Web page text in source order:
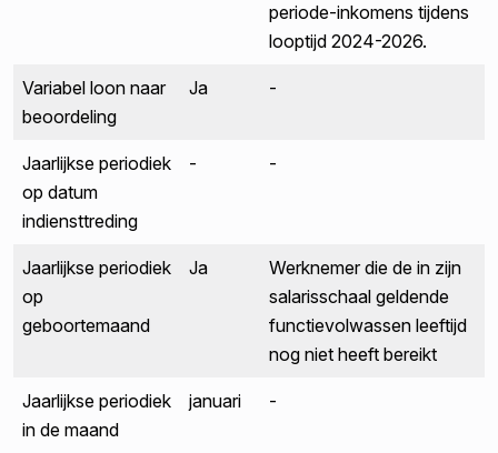
periode-inkomens tijdens
looptijd 2024-2026.
Variabel loon naar
beoordeling
Ja -
Jaarlijkse periodiek
op datum
indiensttreding
- -
Jaarlijkse periodiek
op
geboortemaand
Ja
Werknemer die de in zijn
salarisschaal geldende
functievolwassen leeftijd
nog niet heeft bereikt
Jaarlijkse periodiek
in de maand
januari -